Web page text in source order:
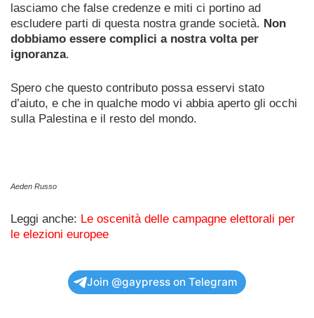
lasciamo che false credenze e miti ci portino ad
escludere parti di questa nostra grande società. Non
dobbiamo essere complici a nostra volta per
ignoranza.
Spero che questo contributo possa esservi stato
d’aiuto, e che in qualche modo vi abbia aperto gli occhi
sulla Palestina e il resto del mondo.
Aeden Russo
Leggi anche: Le oscenità delle campagne elettorali per
le elezioni europee
Join @gaypress on Telegram